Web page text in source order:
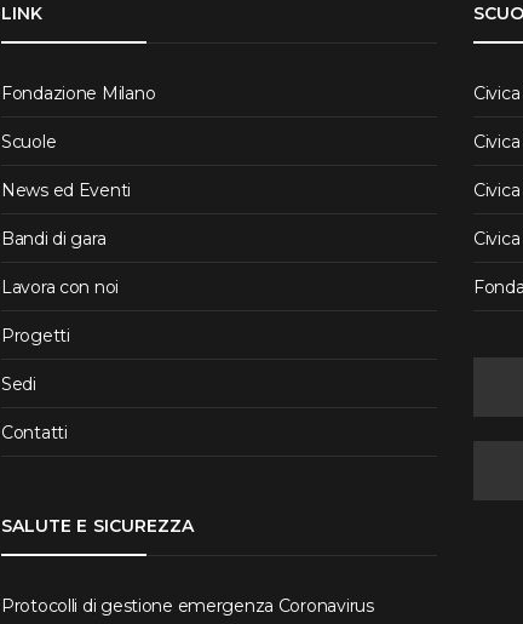
LINK
Fondazione Milano
Scuole
News ed Eventi
Bandi di gara
Lavora con noi
Progetti
Sedi
Contatti
SALUTE E SICUREZZA
Protocolli di gestione emergenza Coronavirus